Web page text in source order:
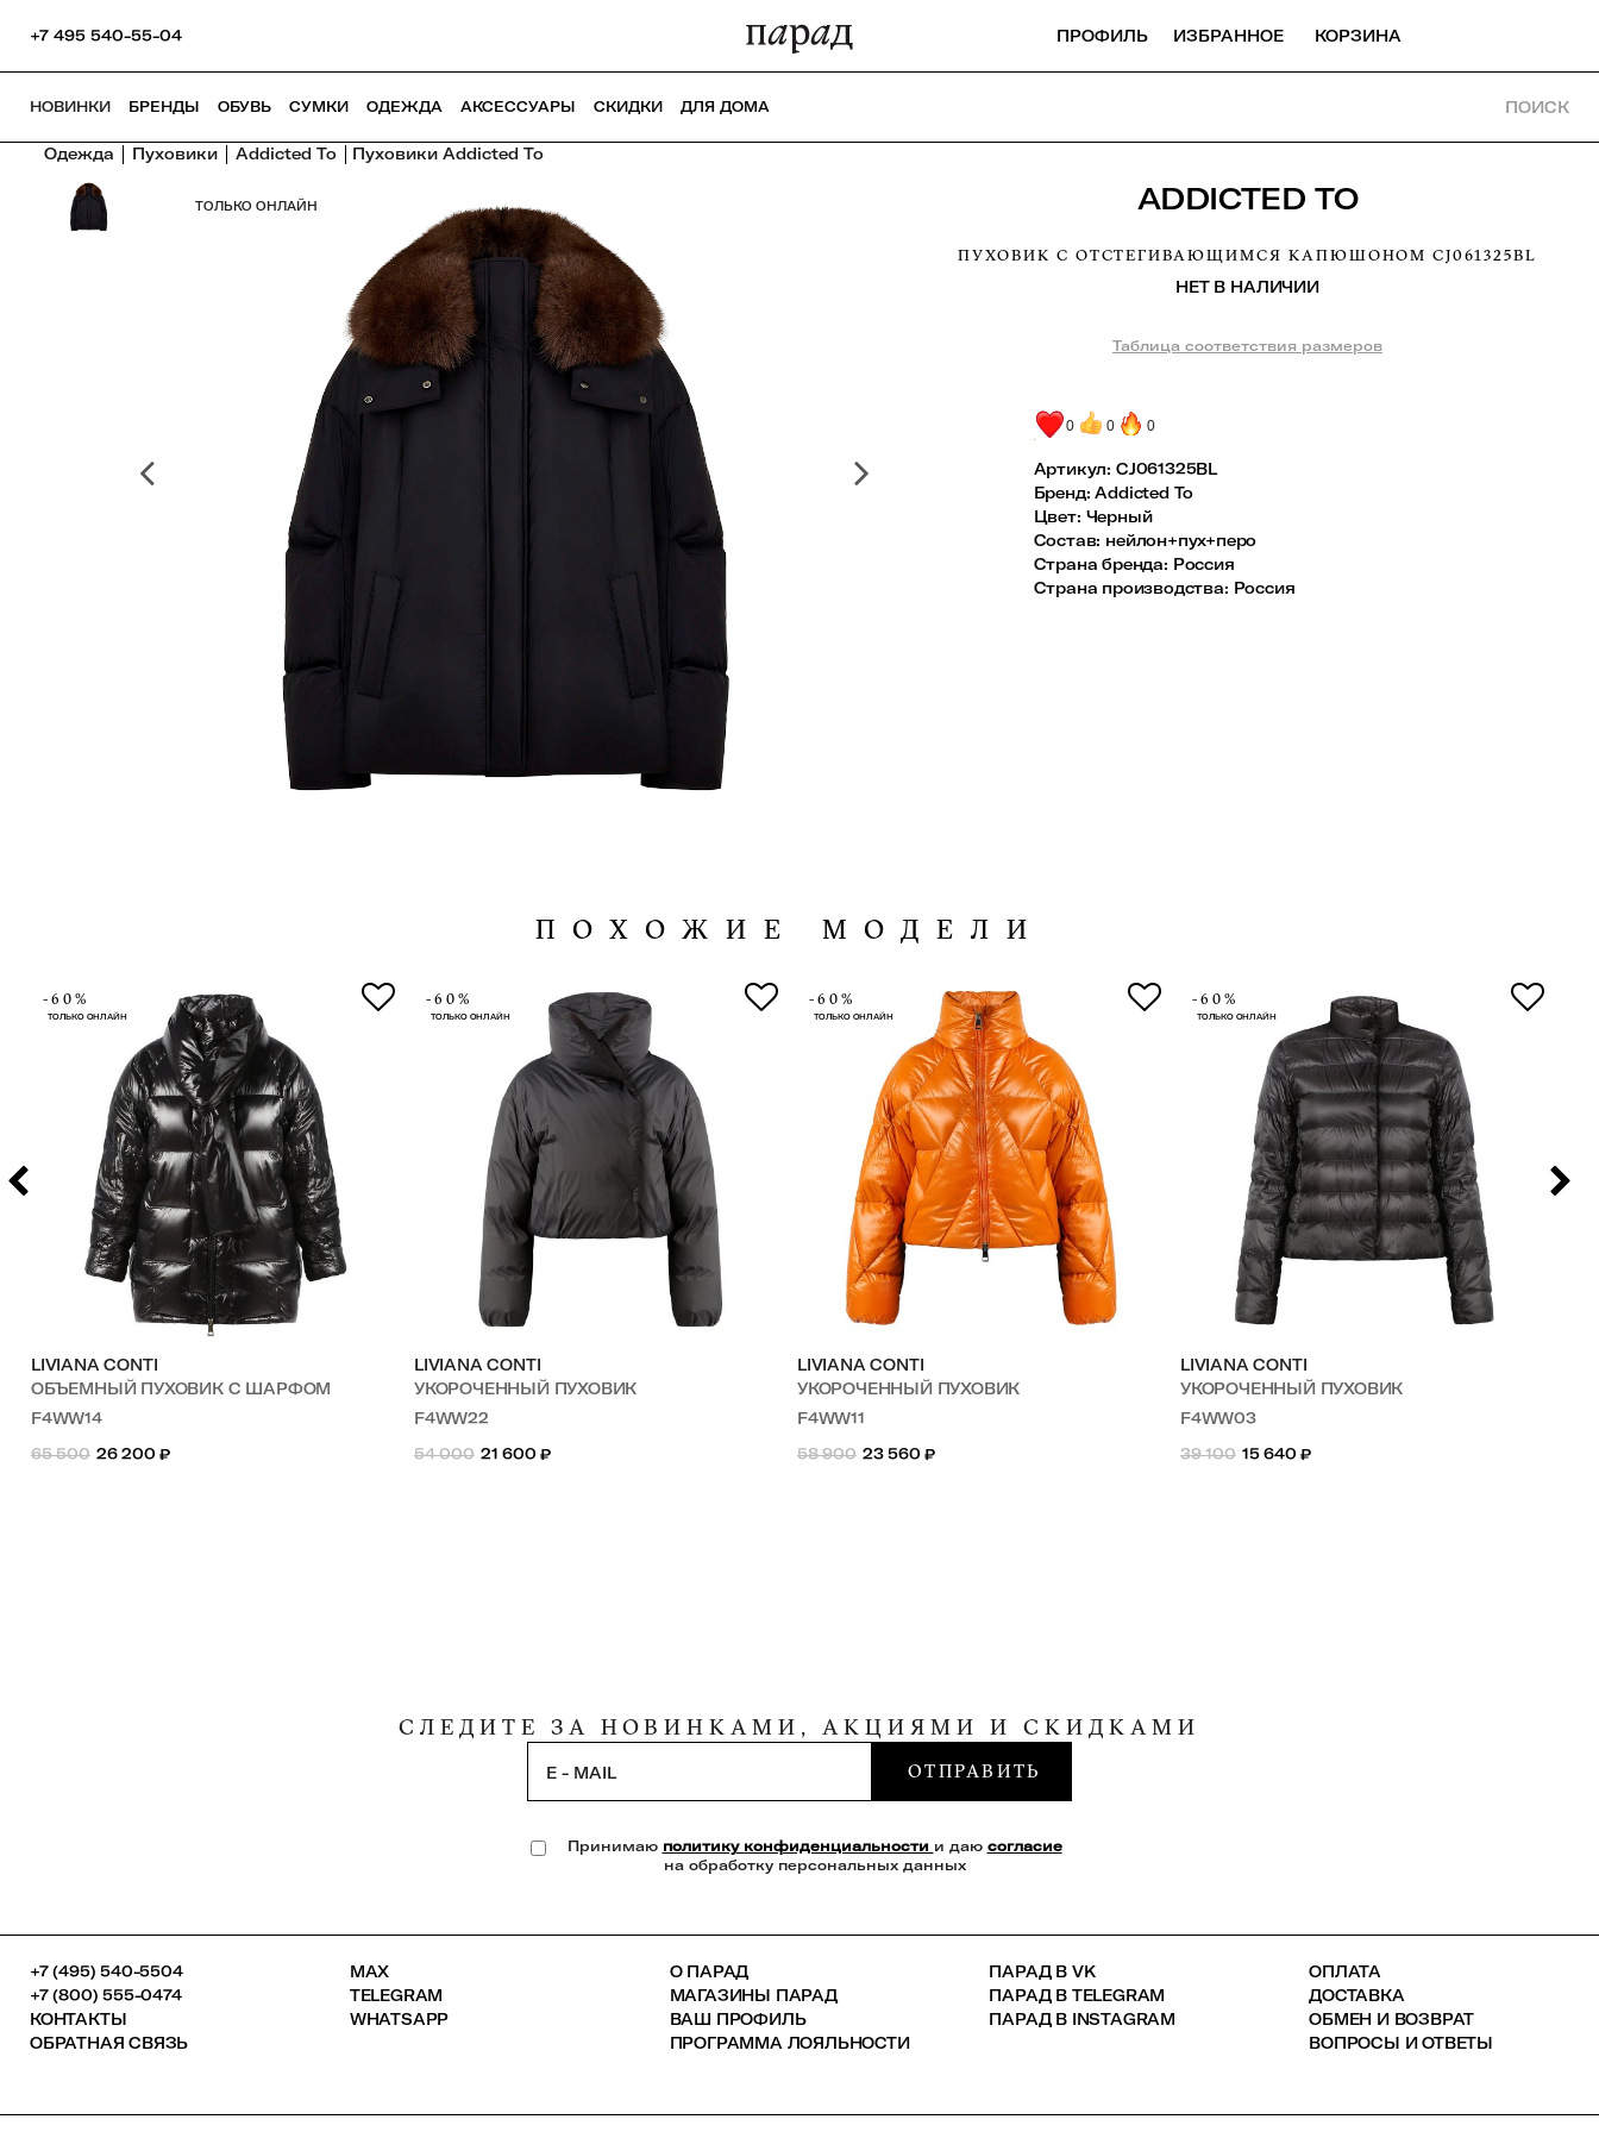
+7 495 540-55-04 ПРОФИЛЬ ИЗБРАННОЕ КОРЗИНА
НОВИНКИ БРЕНДЫ ОБУВЬ СУМКИ ОДЕЖДА АКСЕССУАРЫ СКИДКИ ДЛЯ ДОМА ПОИСК
Одежда Пуховики Addicted To Пуховики Addicted To
ТОЛЬКО ОНЛАЙН ADDICTED TO
ПУХОВИК С ОТСТЕГИВАЮЩИМСЯ КАПЮШОНОМ CJ061325BL
НЕТ В НАЛИЧИИ
Таблица соответствия размеров
0 0 0
Артикул: CJ061325BL
Бренд: Addicted To
Цвет: Черный
Состав: нейлон+пух+перо
Страна бренда: Россия
Страна производства: Россия
ПОХОЖИЕ МОДЕЛИ
-60%
ТОЛЬКО ОНЛАЙН
LIVIANA CONTI
ОБЪЕМНЫЙ ПУХОВИК С ШАРФОМ
F4WW14
65 500
26 200 ₽
-60%
ТОЛЬКО ОНЛАЙН
LIVIANA CONTI
УКОРОЧЕННЫЙ ПУХОВИК
F4WW22
54 000
21 600 ₽
-60%
ТОЛЬКО ОНЛАЙН
LIVIANA CONTI
УКОРОЧЕННЫЙ ПУХОВИК
F4WW11
58 900
23 560 ₽
-60%
ТОЛЬКО ОНЛАЙН
LIVIANA CONTI
УКОРОЧЕННЫЙ ПУХОВИК
F4WW03
39 100
15 640 ₽
СЛЕДИТЕ ЗА НОВИНКАМИ, АКЦИЯМИ И СКИДКАМИ
E - MAIL ОТПРАВИТЬ
Принимаю политику конфиденциальности и даю согласие
на обработку персональных данных
+7 (495) 540-5504
+7 (800) 555-0474
КОНТАКТЫ
ОБРАТНАЯ СВЯЗЬ
MAX
TELEGRAM
WHATSAPP
О ПАРАД
МАГАЗИНЫ ПАРАД
ВАШ ПРОФИЛЬ
ПРОГРАММА ЛОЯЛЬНОСТИ
ПАРАД В VK
ПАРАД В TELEGRAM
ПАРАД В INSTAGRAM
ОПЛАТА
ДОСТАВКА
ОБМЕН И ВОЗВРАТ
ВОПРОСЫ И ОТВЕТЫ